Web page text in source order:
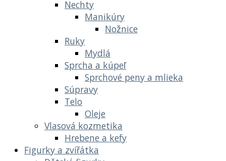
Nechty
Manikúry
Nožnice
Ruky
Mydlá
Sprcha a kúpeľ
Sprchové peny a mlieka
Súpravy
Telo
Oleje
Vlasová kozmetika
Hrebene a kefy
Figurky a zvířátka